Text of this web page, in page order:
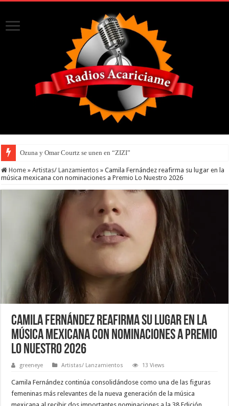
Ozuna y Omar Courtz se unen en “ZIZI”
Home » Artistas/ Lanzamientos » Camila Fernández reafirma su lugar en la
música mexicana con nominaciones a Premio Lo Nuestro 2026
Camila Fernández reafirma su lugar en la
música mexicana con nominaciones a Premio
Lo Nuestro 2026
greeneye Artistas/ Lanzamientos 13 Views
Camila Fernández continúa consolidándose como una de las figuras
femeninas más relevantes de la nueva generación de la música